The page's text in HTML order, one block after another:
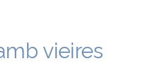
vieires